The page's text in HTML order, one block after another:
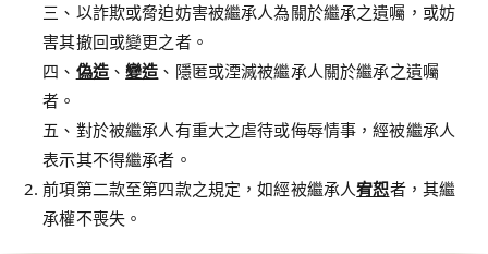
三、以詐欺或脅迫妨害被繼承人為關於繼承之遺囑，或妨
害其撤回或變更之者。
四、 偽造、變造 、隱匿或湮滅被繼承人關於繼承之遺囑
者。
五、對於被繼承人有重大之虐待或侮辱情事，經被繼承人
表示其不得繼承者。
前項第二款至第四款之規定，如經被繼承人宥恕者，其繼
承權不喪失。